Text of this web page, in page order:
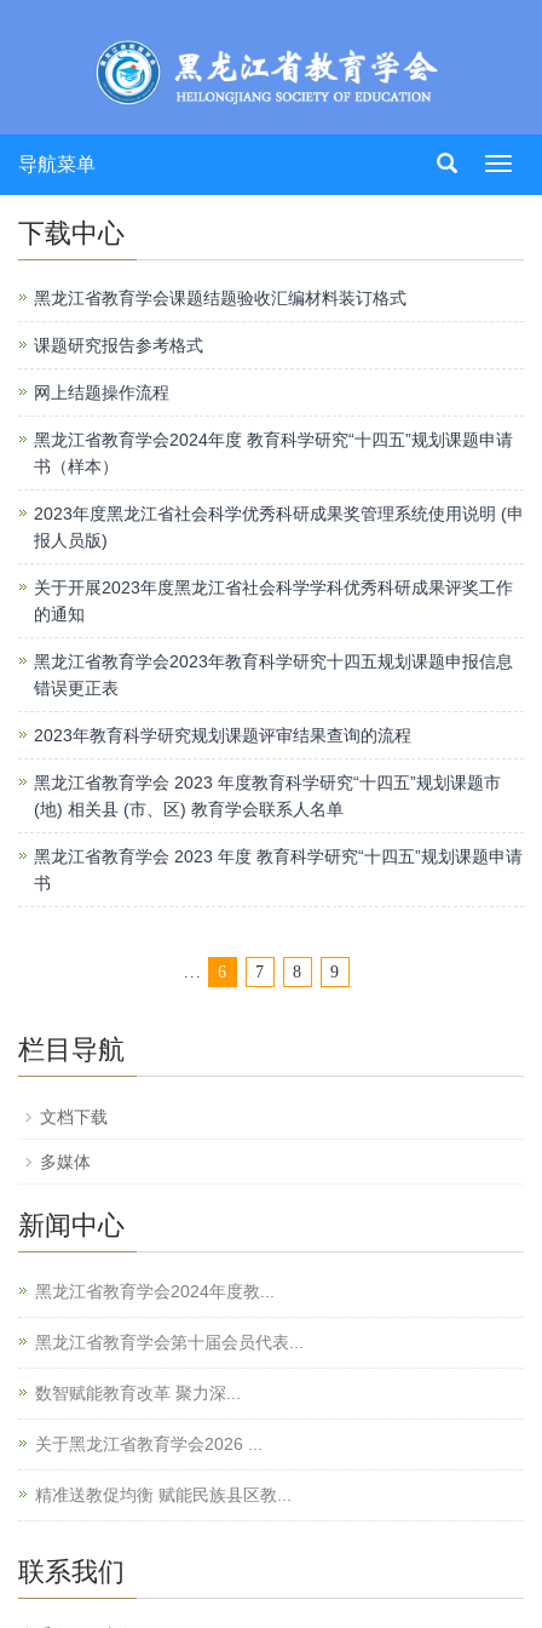
导航菜单
下载中心
黑龙江省教育学会课题结题验收汇编材料装订格式
课题研究报告参考格式
网上结题操作流程
黑龙江省教育学会2024年度 教育科学研究“十四五”规划课题申请
书（样本）
2023年度黑龙江省社会科学优秀科研成果奖管理系统使用说明 (申
报人员版)
关于开展2023年度黑龙江省社会科学学科优秀科研成果评奖工作
的通知
黑龙江省教育学会2023年教育科学研究十四五规划课题申报信息
错误更正表
2023年教育科学研究规划课题评审结果查询的流程
黑龙江省教育学会 2023 年度教育科学研究“十四五”规划课题市
(地) 相关县 (市、区) 教育学会联系人名单
黑龙江省教育学会 2023 年度 教育科学研究“十四五”规划课题申请
书
6 7 8 9
栏目导航
文档下载
多媒体
新闻中心
黑龙江省教育学会2024年度教...
黑龙江省教育学会第十届会员代表...
数智赋能教育改革 聚力深...
关于黑龙江省教育学会2026 ...
精准送教促均衡 赋能民族县区教...
联系我们